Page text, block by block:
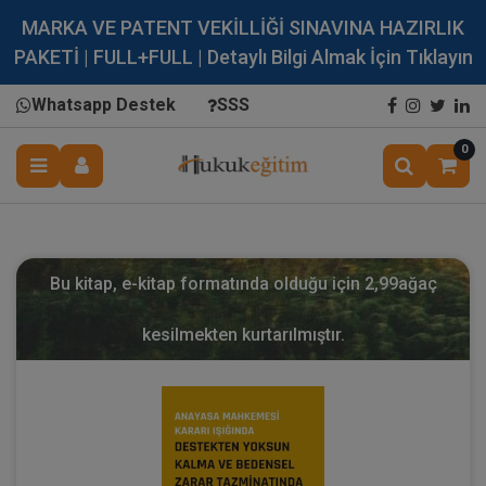
MARKA VE PATENT VEKİLLİĞİ SINAVINA HAZIRLIK
PAKETİ | FULL+FULL | Detaylı Bilgi Almak İçin Tıklayın
Whatsapp Destek SSS
0
Bu kitap, e-kitap formatında olduğu için 2,99ağaç
kesilmekten kurtarılmıştır.